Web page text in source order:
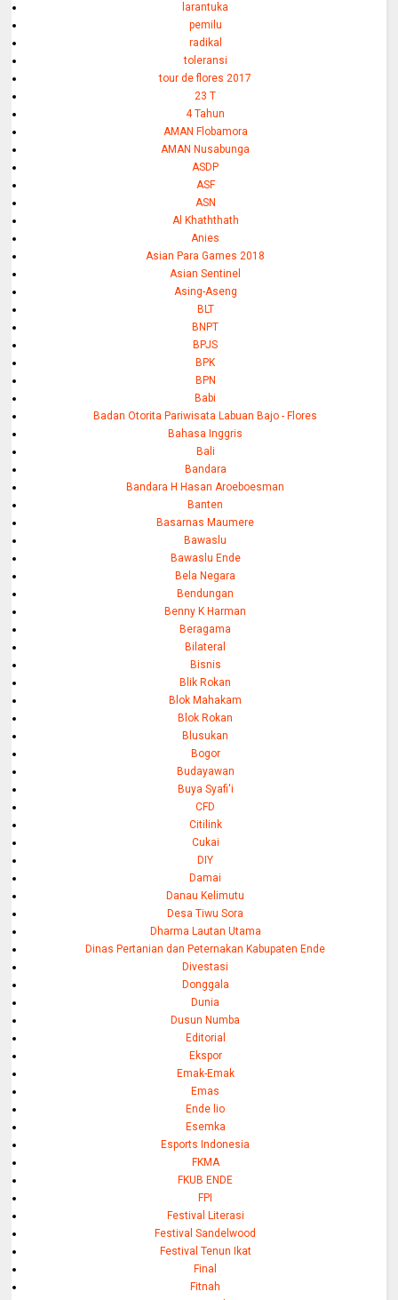
larantuka
pemilu
radikal
toleransi
tour de flores 2017
23 T
4 Tahun
AMAN Flobamora
AMAN Nusabunga
ASDP
ASF
ASN
Al Khaththath
Anies
Asian Para Games 2018
Asian Sentinel
Asing-Aseng
BLT
BNPT
BPJS
BPK
BPN
Babi
Badan Otorita Pariwisata Labuan Bajo - Flores
Bahasa Inggris
Bali
Bandara
Bandara H Hasan Aroeboesman
Banten
Basarnas Maumere
Bawaslu
Bawaslu Ende
Bela Negara
Bendungan
Benny K Harman
Beragama
Bilateral
Bisnis
Blik Rokan
Blok Mahakam
Blok Rokan
Blusukan
Bogor
Budayawan
Buya Syafi'i
CFD
Citilink
Cukai
DIY
Damai
Danau Kelimutu
Desa Tiwu Sora
Dharma Lautan Utama
Dinas Pertanian dan Peternakan Kabupaten Ende
Divestasi
Donggala
Dunia
Dusun Numba
Editorial
Ekspor
Emak-Emak
Emas
Ende lio
Esemka
Esports Indonesia
FKMA
FKUB ENDE
FPI
Festival Literasi
Festival Sandelwood
Festival Tenun Ikat
Final
Fitnah